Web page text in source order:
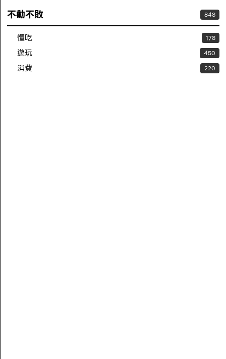
不勸不敗 848
懂吃 178
遊玩 450
消費 220